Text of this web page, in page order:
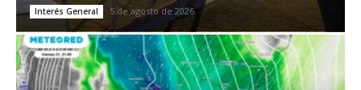
Interés General 5 de agosto de 2026